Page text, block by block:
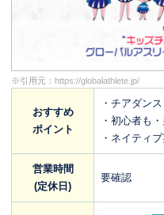
※引用元： https://globalathlete.jp/
おすすめ
ポイント
・チアダン
・初心者も
・ネイティ
営業時間
(定休日)
要確認